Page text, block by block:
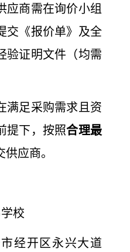
应商需在询价小组
交《报价单》及全
验证明文件（均需
满足采购需求且资
提下，按照合理最
应商。
校
经开区永兴大道